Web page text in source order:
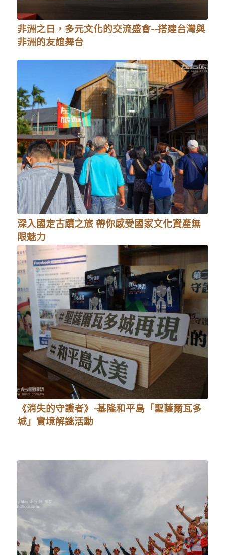
非洲之日，多元文化的交流盛會--搭建台灣與
非洲的友誼舞台
深入國定古蹟之旅 帶你感受國家文化資產無
限魅力
《消失的守護者》-基隆和平島「聖薩爾瓦多
城」實境解謎活動